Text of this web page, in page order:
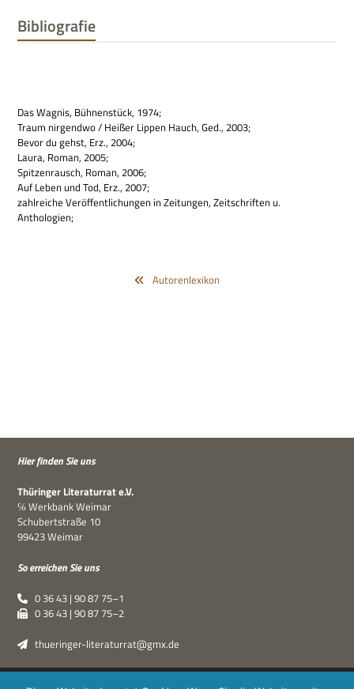
Bibliografie
Das Wag­nis, Büh­nen­stück, 1974;
Traum nir­gendwo / Hei­ßer Lip­pen Hauch, Ged., 2003;
Bevor du gehst, Erz., 2004;
Laura, Roman, 2005;
Spit­zen­rausch, Roman, 2006;
Auf Leben und Tod, Erz., 2007;
zahl­rei­che Ver­öf­fent­li­chun­gen in Zei­tun­gen, Zeit­schrif­ten u.
Anthologien;
Autorenlexikon
Hier fin­den Sie uns
Thü­rin­ger Lite­ra­tur­rat e.V.
℅ Werk­bank Weimar
Schu­bert­straße 10
99423 Weimar
So errei­chen Sie uns
0 36 43 | 90 87 75–1
0 36 43 | 90 87 75–2
thueringer-literaturrat@gmx.de